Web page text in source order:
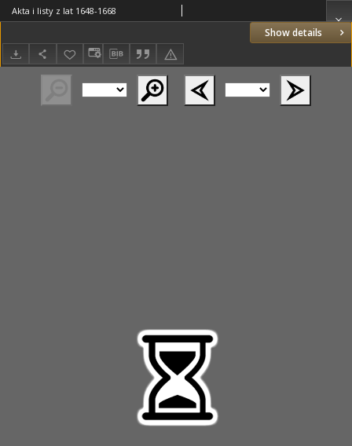
Show details
Akta i listy z lat 1648-1668